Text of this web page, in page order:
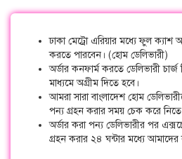
ঢাকা মেট্রো এরিয়ার মধ্যে ফুল ক্যাশ
করতে পারবেন। (হোম ডেলিভারী)
অর্ডার কনফার্ম করতে ডেলিভারী
মাধ্যমে অগ্রীম দিতে হবে।
আমরা সারা বাংলাদেশ হোম
পন্য গ্রহন করার সময় চেক করে নিতে
অর্ডার করা পন্য ডেলিভারীর পর
গ্রহন করার ২৪ ঘন্টার মধ্যে